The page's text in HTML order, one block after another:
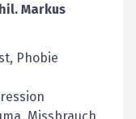
Markus
Phobie